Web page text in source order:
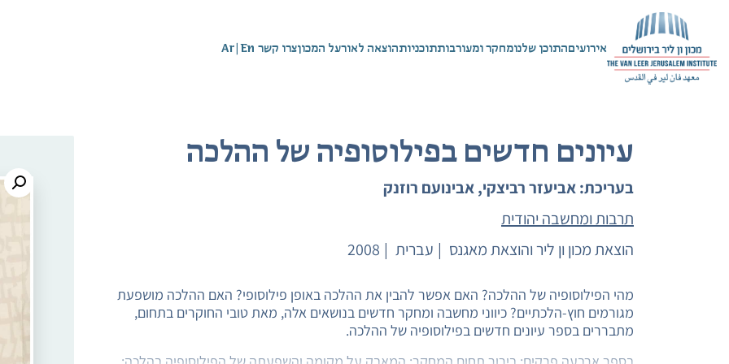
אירועיםהתוכן שלנומחקר ומעורבותתוכניותהוצאה לאורעל המכוןצרו קשר En
|
Ar
עיונים חדשים בפילוסופיה של ההלכה
בעריכת: אביעזר רביצקי, אבינועם רוזנק
תרבות ומחשבה יהודית
הוצאת מכון ון ליר והוצאת מאגנס
עברית 2008
מהי הפילוסופיה של ההלכה? האם אפשר להבין את ההלכה באופן פילוסופי? האם ההלכה מושפעת
מגורמים חוץ-הלכתיים? כיווני מחשבה ומחקר חדשים בנושאים אלה, מאת טובי החוקרים בתחום,
מתבררים בספר עיונים חדשים בפילוסופיה של ההלכה.